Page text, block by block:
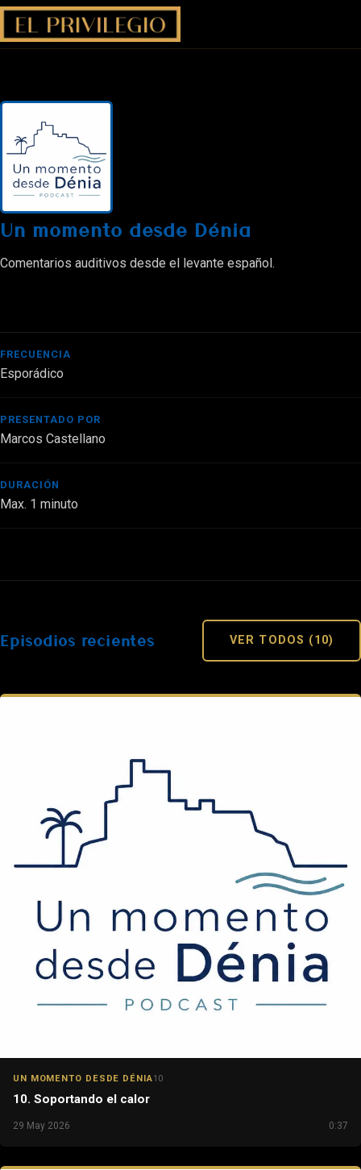
Un momento desde Dénia
Comentarios auditivos desde el levante español.
FRECUENCIA
Esporádico
PRESENTADO POR
Marcos Castellano
DURACIÓN
Max. 1 minuto
Episodios recientes VER TODOS (10)
UN MOMENTO DESDE DÉNIA10
10. Soportando el calor
29 May 2026 0:37